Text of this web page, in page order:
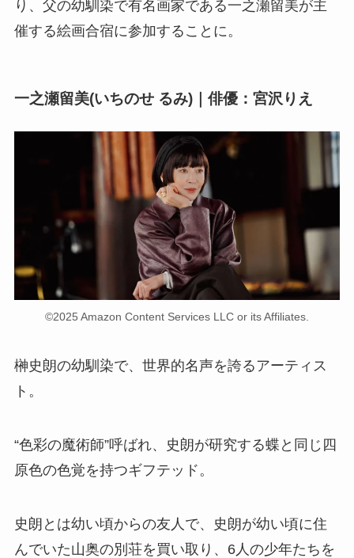
り、父の幼馴染で有名画家である一之瀬留美が主
催する絵画合宿に参加することに。
一之瀬留美(いちのせ るみ)｜俳優：宮沢りえ
©2025 Amazon Content Services LLC or its Affiliates.
榊史朗の幼馴染で、世界的名声を誇るアーティス
ト。
“色彩の魔術師”呼ばれ、史朗が研究する蝶と同じ四
原色の色覚を持つギフテッド。
史朗とは幼い頃からの友人で、史朗が幼い頃に住
んでいた山奥の別荘を買い取り、6人の少年たちを